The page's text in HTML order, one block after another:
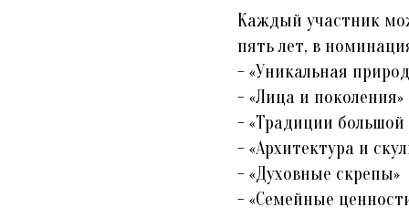
Каждый участник
пять лет, в
- «Уникальная
- «Лица и поколения»
- «Традиции большой
- «Архитектура и
- «Духовные скрепы»
- «Семейные